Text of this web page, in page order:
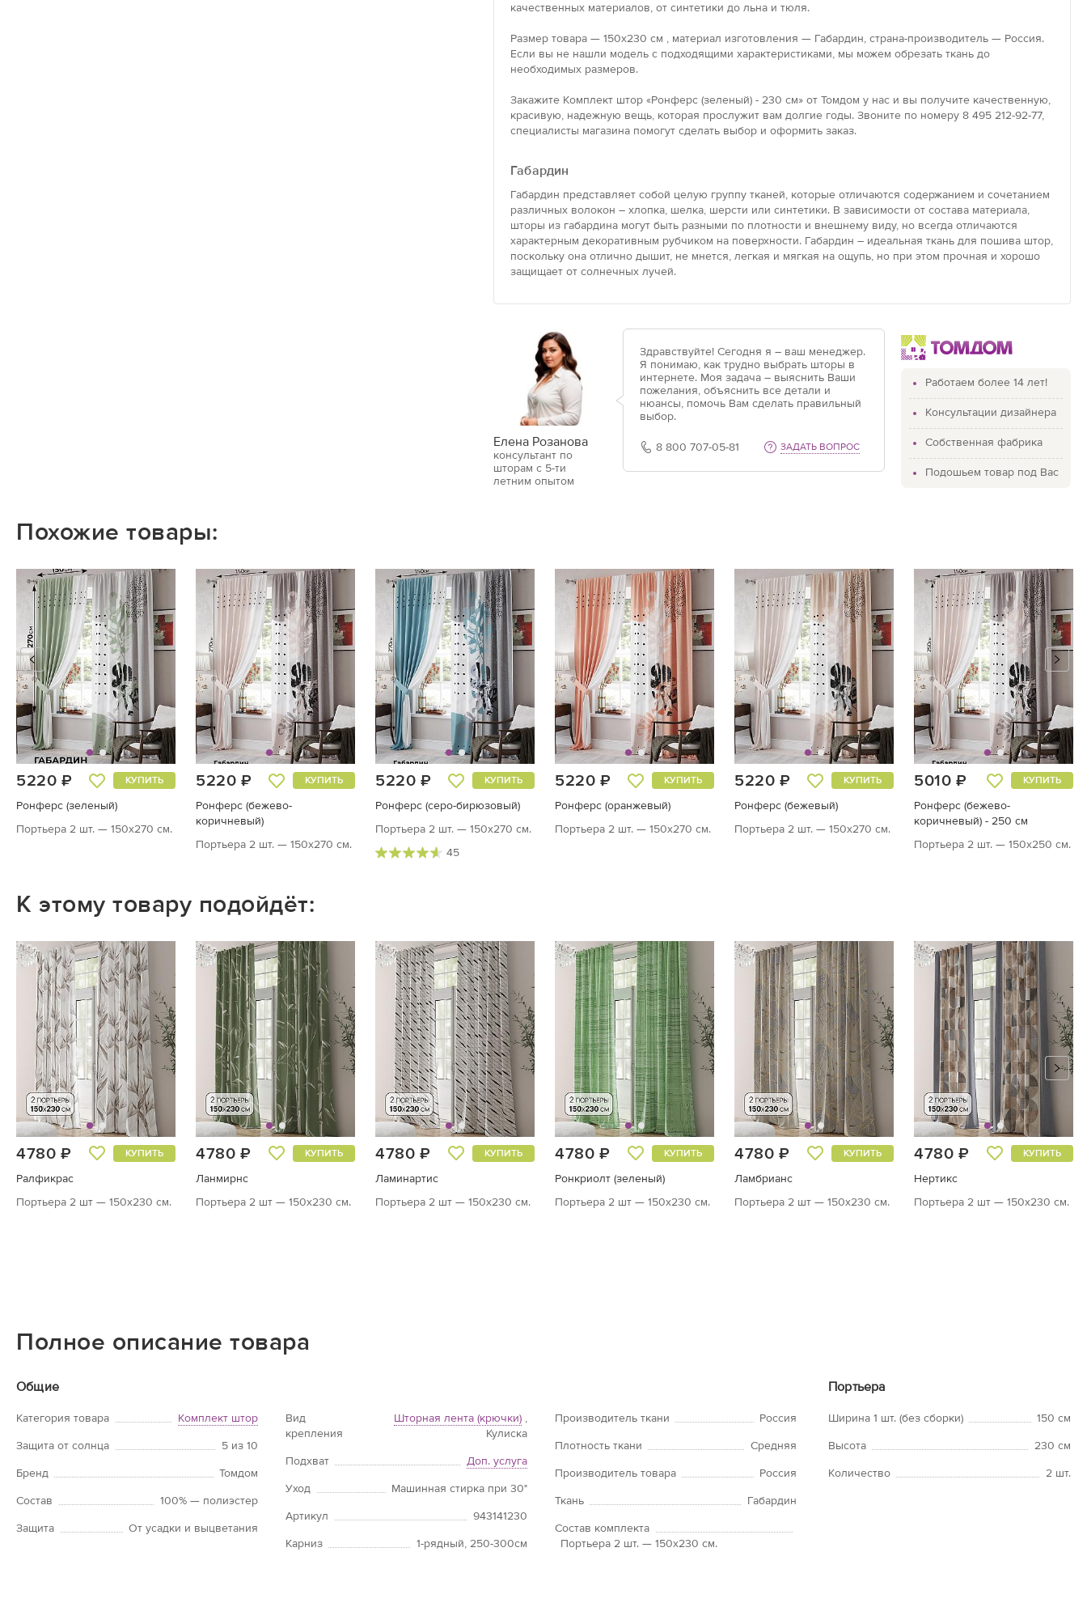
качественных материалов, от синтетики до льна и тюля.
Размер товара — 150x230 см , материал изготовления — Габардин, страна-производитель — Россия.
Если вы не нашли модель с подходящими характеристиками, мы можем обрезать ткань до
необходимых размеров.
Закажите Комплект штор «Ронферс (зеленый) - 230 см» от Томдом у нас и вы получите качественную,
красивую, надежную вещь, которая прослужит вам долгие годы. Звоните по номеру 8 495 212-92-77,
специалисты магазина помогут сделать выбор и оформить заказ.
Габардин
Габардин представляет собой целую группу тканей, которые отличаются содержанием и сочетанием
различных волокон – хлопка, шелка, шерсти или синтетики. В зависимости от состава материала,
шторы из габардина могут быть разными по плотности и внешнему виду, но всегда отличаются
характерным декоративным рубчиком на поверхности. Габардин – идеальная ткань для пошива штор,
поскольку она отлично дышит, не мнется, легкая и мягкая на ощупь, но при этом прочная и хорошо
защищает от солнечных лучей.
Елена Розанова
консультант по
шторам с 5-ти
летним опытом
Здравствуйте! Сегодня я – ваш менеджер.
Я понимаю, как трудно выбрать шторы в
интернете. Моя задача – выяснить Ваши
пожелания, объяснить все детали и
нюансы, помочь Вам сделать правильный
выбор.
8 800 707-05-81 ЗАДАТЬ ВОПРОС
Работаем более 14 лет!
Консультации дизайнера
Собственная фабрика
Подошьем товар под Вас
Похожие товары:
5220 ₽ КУПИТЬ
Ронферс (зеленый)
Портьера 2 шт. — 150х270 см.
5220 ₽ КУПИТЬ
Ронферс (бежево-
коричневый)
Портьера 2 шт. — 150х270 см.
5220 ₽ КУПИТЬ
Ронферс (серо-бирюзовый)
Портьера 2 шт. — 150х270 см.
45
5220 ₽ КУПИТЬ
Ронферс (оранжевый)
Портьера 2 шт. — 150х270 см.
5220 ₽ КУПИТЬ
Ронферс (бежевый)
Портьера 2 шт. — 150х270 см.
5010 ₽ КУПИТЬ
Ронферс (бежево-
коричневый) - 250 см
Портьера 2 шт. — 150х250 см.
К этому товару подойдёт:
4780 ₽ КУПИТЬ
Ралфикрас
Портьера 2 шт — 150х230 см.
4780 ₽ КУПИТЬ
Ланмирнс
Портьера 2 шт — 150х230 см.
4780 ₽ КУПИТЬ
Ламинартис
Портьера 2 шт — 150х230 см.
4780 ₽ КУПИТЬ
Ронкриолт (зеленый)
Портьера 2 шт — 150х230 см.
4780 ₽ КУПИТЬ
Ламбрианс
Портьера 2 шт — 150х230 см.
4780 ₽ КУПИТЬ
Нертикс
Портьера 2 шт — 150х230 см.
Полное описание товара
Общие
Категория товара
Комплект штор
Защита от солнца
5 из 10
Бренд
Томдом
Состав
100% — полиэстер
Защита
От усадки и выцветания
Вид
крепления
Шторная лента (крючки) ,
Кулиска
Подхват
Доп. услуга
Уход
Машинная стирка при 30°
Артикул
943141230
Карниз
1-рядный, 250-300см
Производитель ткани
Россия
Плотность ткани
Средняя
Производитель товара
Россия
Ткань
Габардин
Состав комплекта
Портьера 2 шт. — 150х230 см.
Портьера
Ширина 1 шт. (без сборки)
150 см
Высота
230 см
Количество
2 шт.